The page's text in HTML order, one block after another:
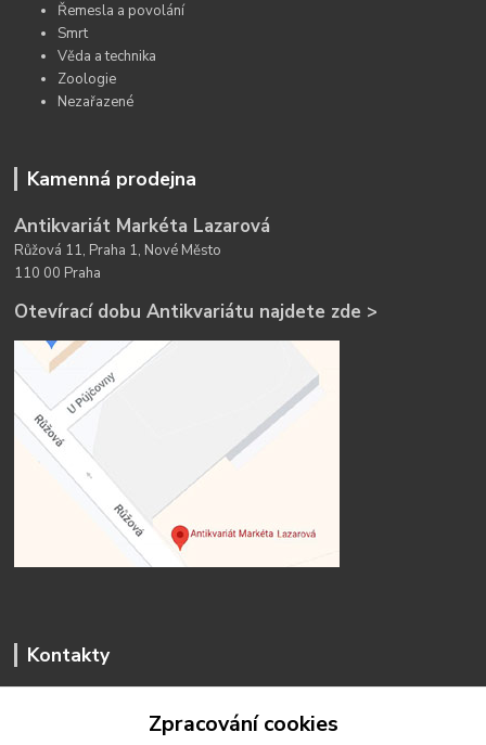
Řemesla a povolání
Smrt
Věda a technika
Zoologie
Nezařazené
Kamenná prodejna
Antikvariát Markéta Lazarová
Růžová 11, Praha 1, Nové Město
110 00 Praha
Otevírací dobu Antikvariátu najdete zde >
Kontakty
Zpracování cookies